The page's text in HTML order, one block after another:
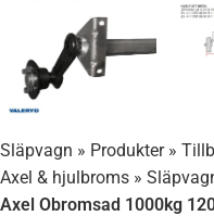
Släpvagn » Produkter»
Axel & hjulbroms »
Axel Obromsad 1000kg